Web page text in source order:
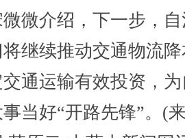
微介绍，下一步，
继续推动交通物流
通运输有效投资，
当好“开路先锋”。(